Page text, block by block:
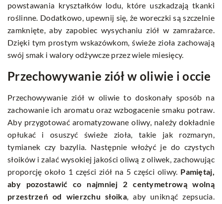
powstawania kryształków lodu, które uszkadzają tkanki
roślinne. Dodatkowo, upewnij się, że woreczki są szczelnie
zamknięte, aby zapobiec wysychaniu ziół w zamrażarce.
Dzięki tym prostym wskazówkom, świeże zioła zachowają
swój smak i walory odżywcze przez wiele miesięcy.
Przechowywanie ziół w oliwie i occie
Przechowywanie ziół w oliwie to doskonały sposób na
zachowanie ich aromatu oraz wzbogacenie smaku potraw.
Aby przygotować aromatyzowane oliwy, należy dokładnie
opłukać i osuszyć świeże zioła, takie jak rozmaryn,
tymianek czy bazylia. Następnie włożyć je do czystych
słoików i zalać wysokiej jakości oliwą z oliwek, zachowując
proporcję około 1 części ziół na 5 części oliwy. Pamiętaj,
aby pozostawić co najmniej 2 centymetrową wolną
przestrzeń od wierzchu słoika, aby uniknąć zepsucia.